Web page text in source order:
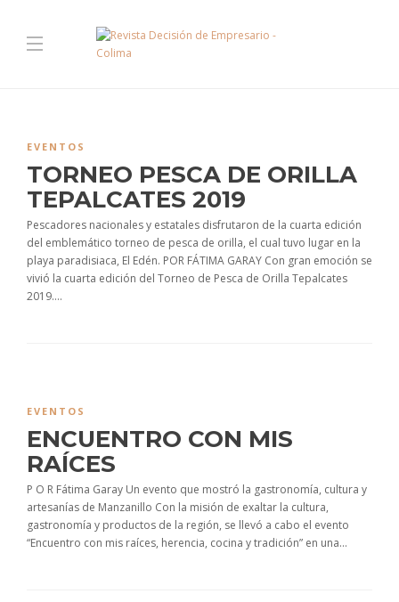
EVENTOS
TORNEO PESCA DE ORILLA
TEPALCATES 2019
Pescadores nacionales y estatales disfrutaron de la cuarta edición
del emblemático torneo de pesca de orilla, el cual tuvo lugar en la
playa paradisiaca, El Edén. POR FÁTIMA GARAY Con gran emoción se
vivió la cuarta edición del Torneo de Pesca de Orilla Tepalcates
2019....
EVENTOS
ENCUENTRO CON MIS
RAÍCES
P O R Fátima Garay Un evento que mostró la gastronomía, cultura y
artesanías de Manzanillo Con la misión de exaltar la cultura,
gastronomía y productos de la región, se llevó a cabo el evento
“Encuentro con mis raíces, herencia, cocina y tradición” en una...